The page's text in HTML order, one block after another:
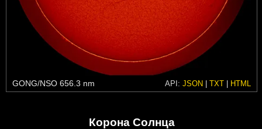
GONG/NSO 656.3 nm API: JSON | TXT | HTML
Корона Солнца